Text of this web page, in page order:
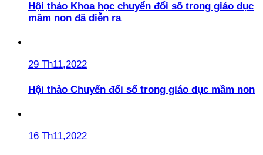
Hội thảo Khoa học chuyển đổi số trong giáo dục
mầm non đã diễn ra
29 Th11,2022
Hội thảo Chuyển đổi số trong giáo dục mầm non
16 Th11,2022